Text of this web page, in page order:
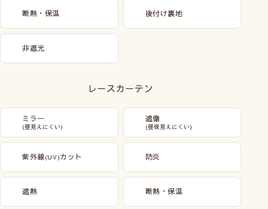
断熱・保温 後付け裏地
非遮光
レースカーテン
ミラー
(昼見えにくい)
遮像
(昼夜見えにくい)
紫外線(UV)カット 防炎
遮熱 断熱・保温